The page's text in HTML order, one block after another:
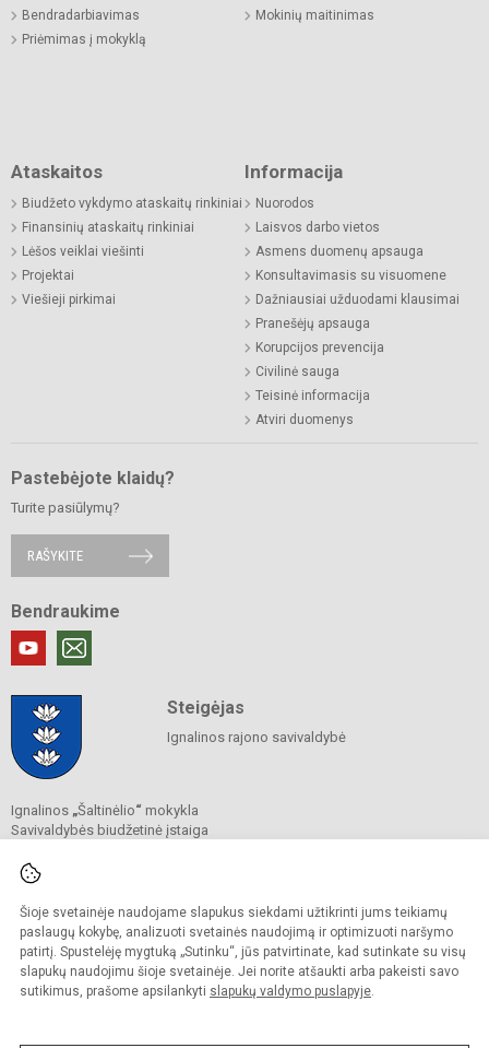
Šioje svetainėje naudojame slapukus siekdami užtikrinti jums teikiamų
paslaugų kokybę, analizuoti svetainės naudojimą ir optimizuoti naršymo
patirtį. Spustelėję mygtuką „Sutinku“, jūs patvirtinate, kad sutinkate su visų
slapukų naudojimu šioje svetainėje. Jei norite atšaukti arba pakeisti savo
sutikimus, prašome apsilankyti slapukų valdymo puslapyje.
Bendradarbiavimas
Priėmimas į mokyklą
Mokinių maitinimas
Ataskaitos
Biudžeto vykdymo ataskaitų rinkiniai
Finansinių ataskaitų rinkiniai
Lėšos veiklai viešinti
Projektai
Viešieji pirkimai
Informacija
Nuorodos
Laisvos darbo vietos
Asmens duomenų apsauga
Konsultavimasis su visuomene
Dažniausiai užduodami klausimai
Pranešėjų apsauga
Korupcijos prevencija
Civilinė sauga
Teisinė informacija
Atviri duomenys
Pastebėjote klaidų?
Turite pasiūlymų?
RAŠYKITE
Bendraukime
Steigėjas
Ignalinos rajono savivaldybė
Ignalinos „Šaltinėlio“ mokykla
Savivaldybės biudžetinė įstaiga
Tel.+370 386 52 678
El. p.
Duomenys kaupiami ir saugomi
Juridinių asmenų registre
Įmonės kodas 191847216
Kopijuoti turinį be raštiško gimnazijos sutikimo griežtai draudžiama.